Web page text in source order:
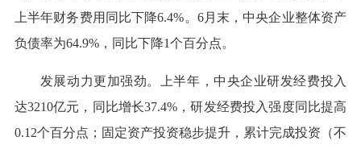
上半年财务费用同比下降6.4%。6月末，中央企业整体资产
负债率为64.9%，同比下降1个百分点。
发展动力更加强劲。上半年，中央企业研发经费投入
达3210亿元，同比增长37.4%，研发经费投入强度同比提高
0.12个百分点；固定资产投资稳步提升，累计完成投资（不